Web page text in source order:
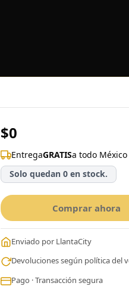
$0
EntregaGRATISa todo México
Solo quedan 0 en stock.
Comprar ahora
Enviado por LlantaCity
Devoluciones según política del
Pago · Transacción segura